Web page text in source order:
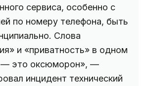
сервиса, особенно с
по номеру телефона, быть
Слова
и «приватность» в одном
— это оксюморон», —
инцидент технический